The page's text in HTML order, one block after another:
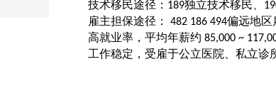
技术移民途径： 189独立技术移民、
雇主担保途径：
482 186 494偏远地区
高就业率，平均年薪约 85,000 ~
工作稳定，受雇于公立医院、私立诊